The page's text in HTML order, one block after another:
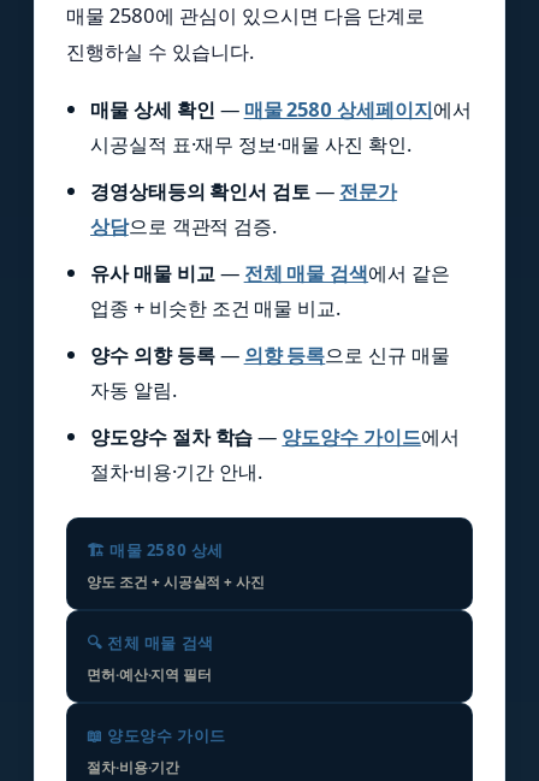
매물 2580에 관심이 있으시면 다음 단계로
진행하실 수 있습니다.
매물 상세 확인 — 매물 2580 상세페이지에서
시공실적 표·재무 정보·매물 사진 확인.
경영상태등의 확인서 검토— 전문가
상담으로 객관적 검증.
유사 매물 비교— 전체 매물 검색에서 같은
업종 + 비슷한 조건 매물 비교.
양수 의향 등록— 의향 등록으로 신규 매물
자동 알림.
양도양수 절차 학습— 양도양수 가이드에서
절차·비용·기간 안내.
🏗️ 매물 2580 상세
양도 조건 + 시공실적 + 사진
🔍 전체 매물 검색
면허·예산·지역 필터
📖 양도양수 가이드
절차·비용·기간